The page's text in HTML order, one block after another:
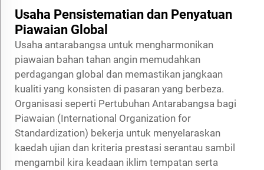
Usaha Pensistematian dan Penyatuan
Piawaian Global
Usaha antarabangsa untuk mengharmonikan
piawaian bahan tahan angin memudahkan
perdagangan global dan memastikan jangkaan
kualiti yang konsisten di pasaran yang berbeza.
Organisasi seperti Pertubuhan Antarabangsa bagi
Piawaian (International Organization for
Standardization) bekerja untuk menyelaraskan
kaedah ujian dan kriteria prestasi serantau sambil
mengambil kira keadaan iklim tempatan serta